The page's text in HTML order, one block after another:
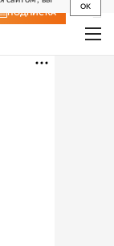
OK
ПОДПИСКА